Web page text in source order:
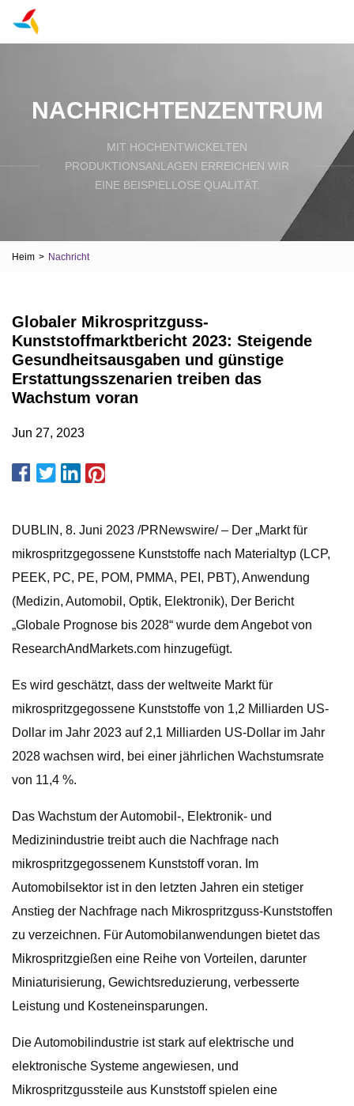
NACHRICHTENZENTRUM
MIT HOCHENTWICKELTEN
PRODUKTIONSANLAGEN ERREICHEN WIR
EINE BEISPIELLOSE QUALITÄT.
Heim > Nachricht
Globaler Mikrospritzguss-
Kunststoffmarktbericht 2023: Steigende
Gesundheitsausgaben und günstige
Erstattungsszenarien treiben das
Wachstum voran
Jun 27, 2023
DUBLIN, 8. Juni 2023 /PRNewswire/ – Der „Markt für
mikrospritzgegossene Kunststoffe nach Materialtyp (LCP,
PEEK, PC, PE, POM, PMMA, PEI, PBT), Anwendung
(Medizin, Automobil, Optik, Elektronik), Der Bericht
„Globale Prognose bis 2028“ wurde dem Angebot von
ResearchAndMarkets.com hinzugefügt.
Es wird geschätzt, dass der weltweite Markt für
mikrospritzgegossene Kunststoffe von 1,2 Milliarden US-
Dollar im Jahr 2023 auf 2,1 Milliarden US-Dollar im Jahr
2028 wachsen wird, bei einer jährlichen Wachstumsrate
von 11,4 %.
Das Wachstum der Automobil-, Elektronik- und
Medizinindustrie treibt auch die Nachfrage nach
mikrospritzgegossenem Kunststoff voran. Im
Automobilsektor ist in den letzten Jahren ein stetiger
Anstieg der Nachfrage nach Mikrospritzguss-Kunststoffen
zu verzeichnen. Für Automobilanwendungen bietet das
Mikrospritzgießen eine Reihe von Vorteilen, darunter
Miniaturisierung, Gewichtsreduzierung, verbesserte
Leistung und Kosteneinsparungen.
Die Automobilindustrie ist stark auf elektrische und
elektronische Systeme angewiesen, und
Mikrospritzgussteile aus Kunststoff spielen eine